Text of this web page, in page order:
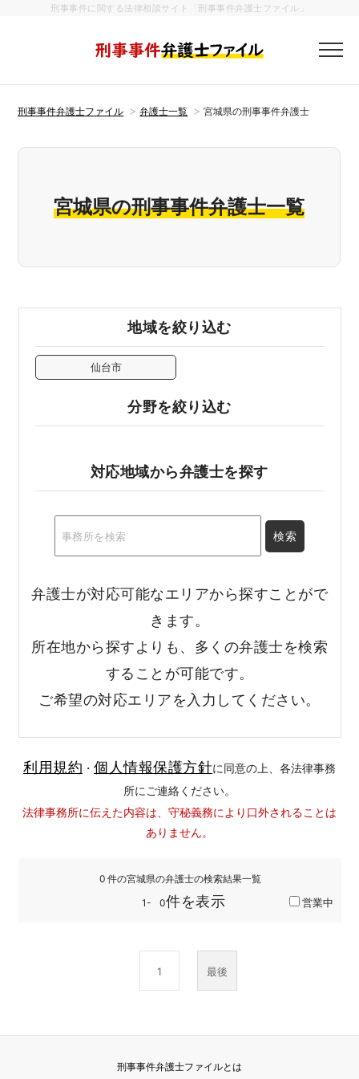
刑事事件に関する法律相談サイト「刑事事件弁護士ファイル」
刑事事件弁
刑事事件弁護士ファイル 弁護士一覧 宮城県の刑事事件弁護士
宮城県の刑事事件弁護士一覧
地域を絞り込む
仙台市
分野を絞り込む
対応地域から弁護士を探す
弁護士が対応可能なエリアから探すことがで
きます。
所在地から探すよりも、多くの弁護士を検索
することが可能です。
ご希望の対応エリアを入力してください。
利用規約 ・ 個人情報保護方針に同意の上、各法律事務
所にご連絡ください。
法律事務所に伝えた内容は、守秘義務により口外されることは
ありません。
0 件の宮城県の弁護士の検索結果一覧
営業中
1- 0件を表示
1 最後
刑事事件弁護士ファイルとは